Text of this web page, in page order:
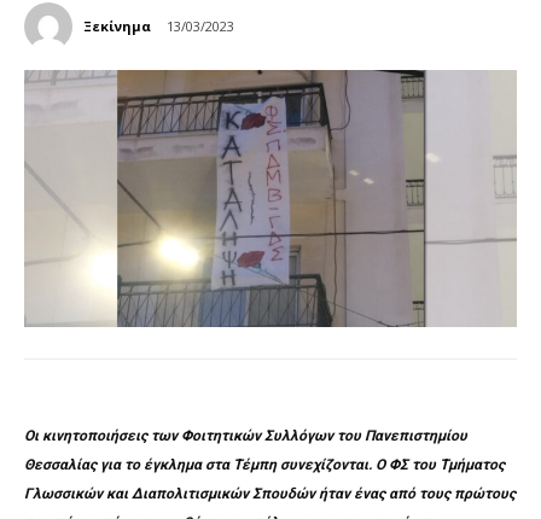
Ξεκίνημα 13/03/2023
Οι κινητοποιήσεις των Φοιτητικών Συλλόγων του Πανεπιστημίου
Θεσσαλίας για το έγκλημα στα Τέμπη συνεχίζονται. Ο ΦΣ του Τμήματος
Γλωσσικών και Διαπολιτισμικών Σπουδών ήταν ένας από τους πρώτους